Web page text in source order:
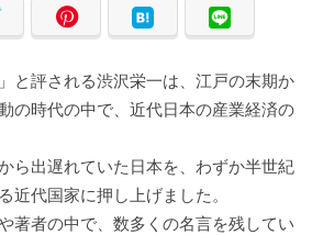
と評される渋沢栄一は、江戸の末期か
の時代の中で、近代日本の産業経済の
ら出遅れていた日本を、わずか半世紀
近代国家に押し上げました。
著者の中で、数多くの名言を残してい